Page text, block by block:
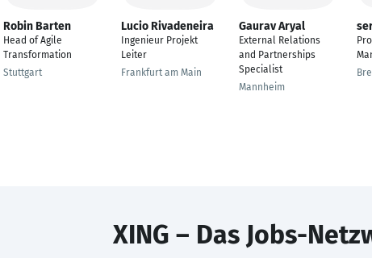
Robin Barten
Head of Agile
Transformation
Stuttgart
Lucio Rivadeneira
Ingenieur Projekt
Leiter
Frankfurt am Main
Gaurav Aryal
External Relations
and Partnerships
Specialist
Mannheim
XING – Das Jobs-